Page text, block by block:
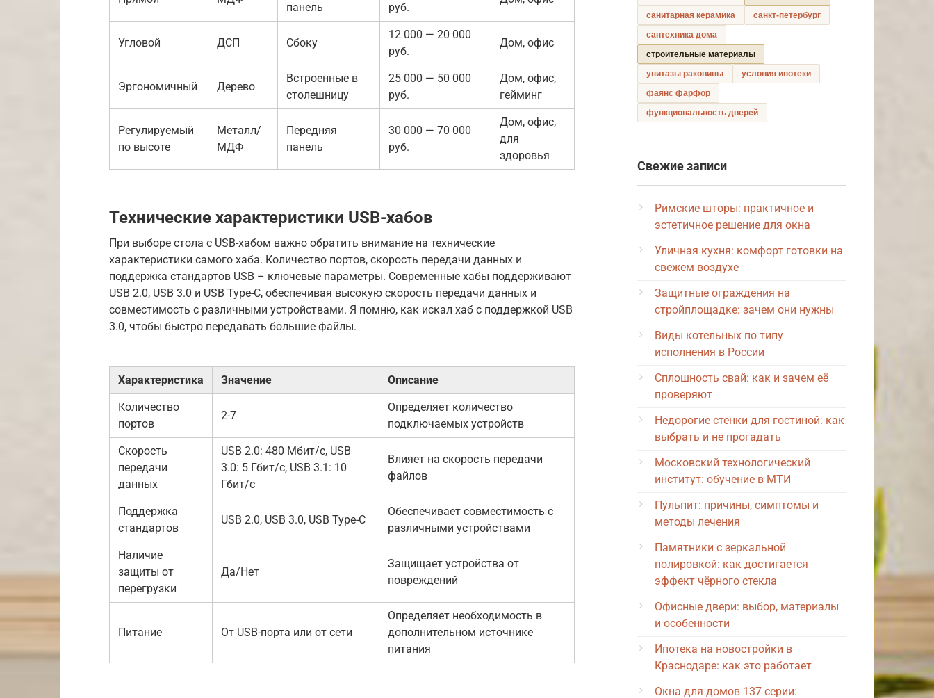
панель
руб.
Угловой ДСП Сбоку
12 000 — 20 000
руб.
Дом, офис
Эргономичный Дерево
Встроенные в
столешницу
25 000 — 50 000
руб.
Дом, офис,
гейминг
Регулируемый
по высоте
Металл/
МДФ
Передняя
панель
30 000 — 70 000
руб.
Дом, офис,
для
здоровья
Технические характеристики USB-хабов
При выборе стола с USB-хабом важно обратить внимание на технические
характеристики самого хаба. Количество портов, скорость передачи данных и
поддержка стандартов USB – ключевые параметры. Современные хабы поддерживают
USB 2.0, USB 3.0 и USB Type-C, обеспечивая высокую скорость передачи данных и
совместимость с различными устройствами. Я помню, как искал хаб с поддержкой USB
3.0, чтобы быстро передавать большие файлы.
Характеристика Значение Описание
Количество
портов
2-7
Определяет количество
подключаемых устройств
Скорость
передачи
данных
USB 2.0: 480 Мбит/с, USB
3.0: 5 Гбит/с, USB 3.1: 10
Гбит/с
Влияет на скорость передачи
файлов
Поддержка
стандартов
USB 2.0, USB 3.0, USB Type-C
Обеспечивает совместимость с
различными устройствами
Наличие
защиты от
перегрузки
Да/Нет
Защищает устройства от
повреждений
Питание От USB-порта или от сети
Определяет необходимость в
дополнительном источнике
питания
санитарная керамика
санкт-петербург
сантехника дома
строительные материалы
унитазы раковины
условия ипотеки
фаянс фарфор
функциональность дверей
Свежие записи
Римские шторы: практичное и
эстетичное решение для окна
Уличная кухня: комфорт готовки на
свежем воздухе
Защитные ограждения на
стройплощадке: зачем они нужны
Виды котельных по типу
исполнения в России
Сплошность свай: как и зачем её
проверяют
Недорогие стенки для гостиной: как
выбрать и не прогадать
Московский технологический
институт: обучение в МТИ
Пульпит: причины, симптомы и
методы лечения
Памятники с зеркальной
полировкой: как достигается
эффект чёрного стекла
Офисные двери: выбор, материалы
и особенности
Ипотека на новостройки в
Краснодаре: как это работает
Окна для домов 137 серии: